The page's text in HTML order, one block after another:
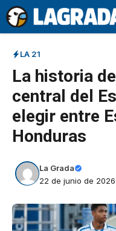
Saltar
al
contenido
LA 21
La historia
central del
elegir entre
Honduras
La Grada
22 de junio de 2026